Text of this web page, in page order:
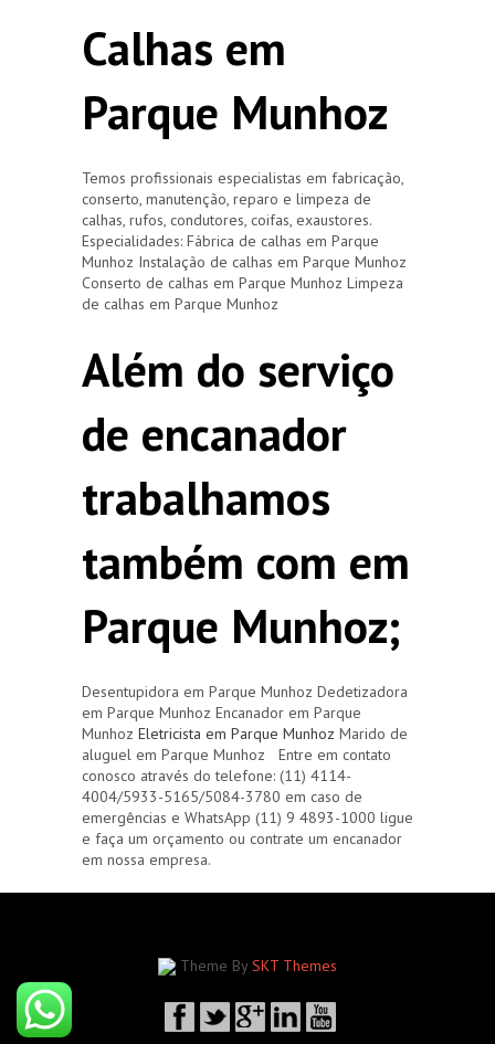
Calhas em
Parque Munhoz
Temos profissionais especialistas em fabricação,
conserto, manutenção, reparo e limpeza de
calhas, rufos, condutores, coifas, exaustores.
Especialidades: Fábrica de calhas em Parque
Munhoz Instalação de calhas em Parque Munhoz
Conserto de calhas em Parque Munhoz Limpeza
de calhas em Parque Munhoz
Além do serviço
de encanador
trabalhamos
também com em
Parque Munhoz;
Desentupidora em Parque Munhoz Dedetizadora
em Parque Munhoz Encanador em Parque
Munhoz Eletricista em Parque Munhoz Marido de
aluguel em Parque Munhoz Entre em contato
conosco através do telefone: (11) 4114-
4004/5933-5165/5084-3780 em caso de
emergências e WhatsApp (11) 9 4893-1000 ligue
e faça um orçamento ou contrate um encanador
em nossa empresa.
Theme By SKT Themes